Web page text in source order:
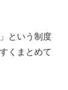
という制度
くまとめて